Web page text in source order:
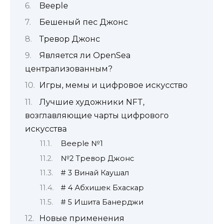
Beeple
Бешеный пес Джонс
Тревор Джонс
Является ли OpenSea
централизованным?
Игры, мемы и цифровое искусство
Лучшие художники NFT,
возглавляющие чарты цифрового
искусства
Beeple №1
№2 Тревор Джонс
# 3 Винай Каушал
# 4 Абхишек Бхаскар
# 5 Ишита Банерджи
Новые применения